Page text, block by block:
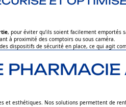
, pour éviter qu’ils soient facilement emportés
à proximité des comptoirs ou sous caméra.
dispositifs de sécurité en place, ce qui agit
et esthétiques. Nos solutions permettent de